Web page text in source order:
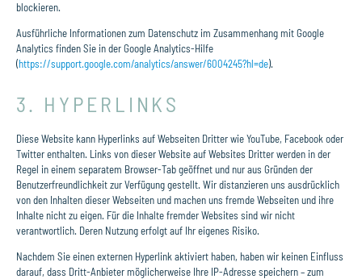
blockieren.
Ausführliche Informationen zum Datenschutz im Zusammenhang mit Google
Analytics finden Sie in der Google Analytics-Hilfe
(https://support.google.com/analytics/answer/6004245?hl=de).
3. HYPERLINKS
Diese Website kann Hyperlinks auf Webseiten Dritter wie YouTube, Facebook oder
Twitter enthalten. Links von dieser Website auf Websites Dritter werden in der
Regel in einem separatem Browser-Tab geöffnet und nur aus Gründen der
Benutzerfreundlichkeit zur Verfügung gestellt. Wir distanzieren uns ausdrücklich
von den Inhalten dieser Webseiten und machen uns fremde Webseiten und ihre
Inhalte nicht zu eigen. Für die Inhalte fremder Websites sind wir nicht
verantwortlich. Deren Nutzung erfolgt auf Ihr eigenes Risiko.
Nachdem Sie einen externen Hyperlink aktiviert haben, haben wir keinen Einfluss
darauf, dass Dritt-Anbieter möglicherweise Ihre IP-Adresse speichern – zum